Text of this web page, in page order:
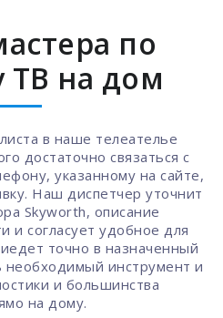
по
ТВ на дом
в наше телеателье
достаточно связаться с
указанному на сайте,
Наш диспетчер уточнит
Skyworth, описание
и согласует удобное для
точно в назначенный
необходимый инструмент и
и большинства
на дому.